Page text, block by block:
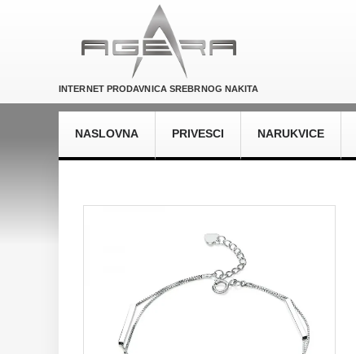
INTERNET PRODAVNICA SREBRNOG NAKITA
NASLOVNA PRIVESCI NARUKVICE